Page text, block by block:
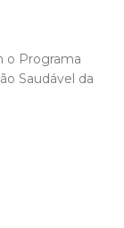
o Programa
Saudável da